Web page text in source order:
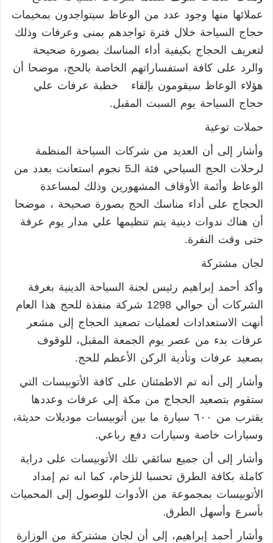
عملائها منها وجود عدد من الوعاظ سيتواجدون بمخيمات
حجاج السياحة خلال فترة تواجدهم بمنى وعرفات وذلك
لتعريف الحجاج بكيفية أداء المناسك بصورة صحيحة
والرد على كافة استفساراتهم الخاصة بالحج، موضحا أن
هؤلاء الوعاظ سيقومون بإلقاء خطبة عرفات علي
حجاج السياحة يوم السبت المقبل.
حملات توعية
وأشار إلى أن العديد من شركات السياحة المنظمة
لرحلات الحج السياحي فئة الـ5 نجوم استعانت بعدد من
الوعاظ وأئمة الأوقاف المشهورين وذلك لمساعدة
الحجاج على أداء مناسك الحج بصورة صحيحة ، موضحا
أن هناك ندوات دينية يتم تنظيمها علي مدار يوم عرفة
حتى وقت النفرة.
لجان مشتركة
وأكد أحمد إبراهيم رئيس لجنة السياحة الدينية بغرفة
الشركات أن حوالي 1298 شركة منفذة للحج هذا العام
أنهت الاستعدادات لعمليات تصعيد الحجاج إلى مشعر
عرفات بدء من عصر يوم الجمعة المقبل، للوقوف
بصعيد عرفات وتأدية الركن الأعظم للحج.
وأشار إلى أنه تم الاطمئنان على كافة الأتوبيسات التي
ستقوم بتصعيد الحجاج من مكة إلى عرفات وعددها
يقترب من ٦٠٠ سيارة ما بين أتوبيسات موديلات حديثة،
وسيارات خاصة وسيارات دفع رباعي.
وأشار إلى أن جميع سائقي تلك الأتوبيسات على دراية
كاملة بكافة الطرق تحسبا للزحام، كما انه تم إمداد
الأتوبيسات بمجموعة من الأدوات للوصول إلى المحميات
بأسرع وأسهل الطرق.
وأشار أحمد إبراهيم، إلى أن لجان مشتركة من الوزارة